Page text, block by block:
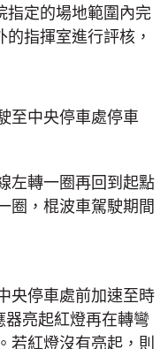
指定的場地範圍內完
指揮室進行評核，
至中央停車處停車
左轉一圈再回到起點
圈，棍波車駕駛期間
央停車處前加速至時
亮起紅燈再在轉彎
若紅燈沒有亮起，則